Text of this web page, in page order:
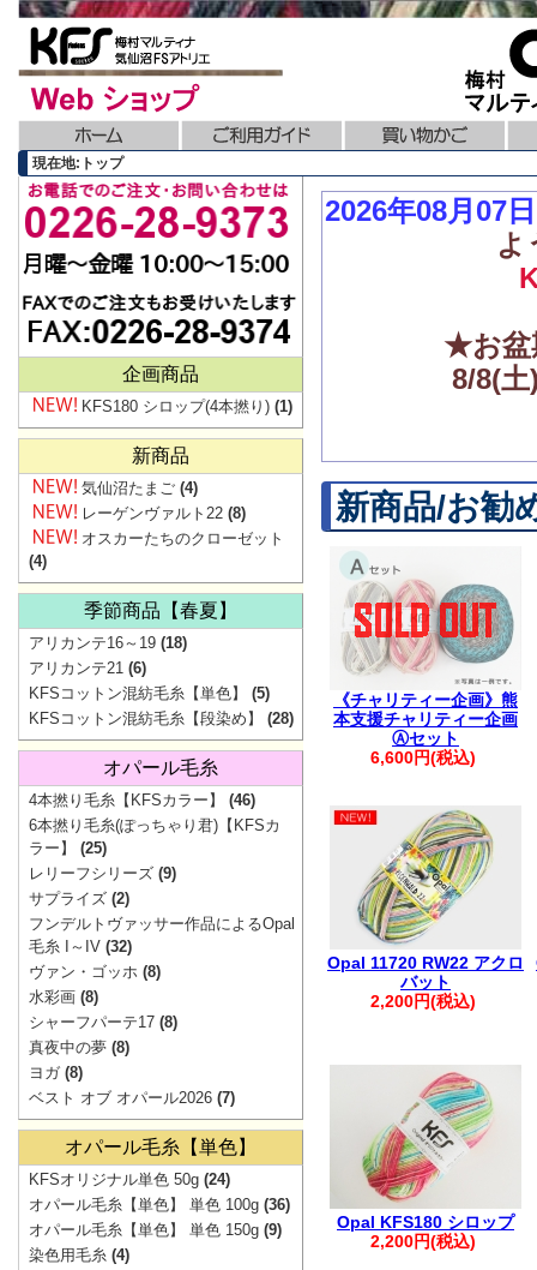
現在地:トップ
2026年08月07
よ
★お盆
8/8(
▼価
地震の影響で
最新の配送
ご注文
。.。:+* ゜
弊社からの
迷惑
新商品/お勧
《チャリティー企画》熊
本支援チャリティー企画
Ⓐセット
6,600円(税込)
Opal 11720 RW22 アクロ
バット
2,200円(税込)
Opal KFS180 シロップ
2,200円(税込)
企画商品
KFS180 シロップ(4本撚り) (1)
新商品
気仙沼たまご (4)
レーゲンヴァルト22 (8)
オスカーたちのクローゼット
(4)
季節商品【春夏】
アリカンテ16～19 (18)
アリカンテ21 (6)
KFSコットン混紡毛糸【単色】
(5)
KFSコットン混紡毛糸【段染め】
(28)
オパール毛糸
4本撚り毛糸【KFSカラー】
(46)
6本撚り毛糸(ぽっちゃり君)【KFSカ
ラー】
(25)
レリーフシリーズ (9)
サプライズ (2)
フンデルトヴァッサー作品によるOpal
毛糸 I～IV (32)
ヴァン・ゴッホ (8)
水彩画 (8)
シャーフパーテ17 (8)
真夜中の夢 (8)
ヨガ(8)
ベスト オブ オパール2026 (7)
オパール毛糸【単色】
KFSオリジナル単色 50g (24)
オパール毛糸【単色】 単色 100g (36)
オパール毛糸【単色】 単色 150g (9)
染色用毛糸 (4)